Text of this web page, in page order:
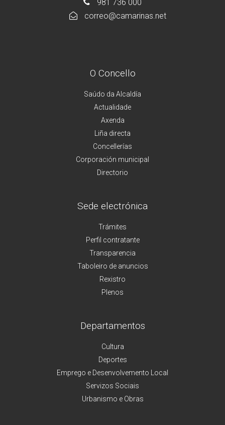
981 736 000
correo@camarinas.net
O Concello
Saúdo da Alcaldía
Actualidade
Axenda
Liña directa
Concellerías
Corporación municipal
Directorio
Sede electrónica
Trámites
Perfil contratante
Transparencia
Taboleiro de anuncios
Rexistro
Plenos
Departamentos
Cultura
Deportes
Emprego e Desenvolvemento Local
Servizos Sociais
Urbanismo e Obras